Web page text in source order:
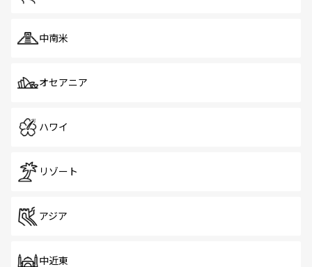
中南米
オセアニア
ハワイ
リゾート
アジア
中近東